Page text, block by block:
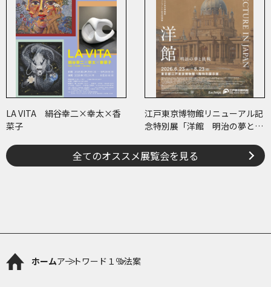
LA VITA 絹谷幸二×幸太×香
菜子
江戸東京博物館リニューアル記
念特別展「洋館 明治の夢と挑
全てのオススメ展覧会を見る
ホームアートワード １％法案